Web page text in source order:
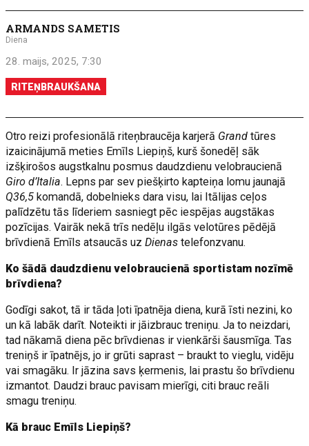
ARMANDS SAMETIS
Diena
28. maijs, 2025, 7:30
RITEŅBRAUKŠANA
Otro reizi profesionālā riteņbraucēja karjerā Grandtūres
izaicinājumā meties Emīls Liepiņš, kurš šonedēļ sāk
izšķirošos augstkalnu posmus daudzdienu velobraucienā
Giro d’Italia. Lepns par sev piešķirto kapteiņa lomu jaunajā
Q36,5 komandā, dobelnieks dara visu, lai Itālijas ceļos
palīdzētu tās līderiem sasniegt pēc iespējas augstākas
pozīcijas. Vairāk nekā trīs nedēļu ilgās velotūres pēdējā
brīvdienā Emīls atsaucās uzDienastelefonzvanu.
Ko šādā daudzdienu velobraucienā sportistam nozīmē
brīvdiena?
Godīgi sakot, tā ir tāda ļoti īpatnēja diena, kurā īsti nezini, ko
un kā labāk darīt. Noteikti ir jāizbrauc treniņu. Ja to neizdari,
tad nākamā diena pēc brīvdienas ir vienkārši šausmīga. Tas
treniņš ir īpatnējs, jo ir grūti saprast – braukt to vieglu, vidēju
vai smagāku. Ir jāzina savs ķermenis, lai prastu šo brīvdienu
izmantot. Daudzi brauc pavisam mierīgi, citi brauc reāli
smagu treniņu.
Kā brauc Emīls Liepiņš?